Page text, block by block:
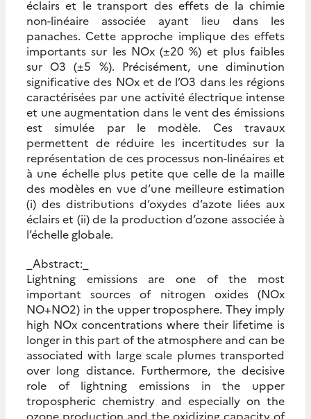
éclairs et le transport des effets de la chimie
non-linéaire associée ayant lieu dans les
panaches. Cette approche implique des effets
importants sur les NOx (±20 %) et plus faibles
sur O3 (±5 %). Précisément, une diminution
significative des NOx et de l’O3 dans les régions
caractérisées par une activité électrique intense
et une augmentation dans le vent des émissions
est simulée par le modèle. Ces travaux
permettent de réduire les incertitudes sur la
représentation de ces processus non-linéaires et
à une échelle plus petite que celle de la maille
des modèles en vue d’une meilleure estimation
(i) des distributions d’oxydes d’azote liées aux
éclairs et (ii) de la production d’ozone associée à
l’échelle globale.
_Abstract:_
Lightning emissions are one of the most
important sources of nitrogen oxides (NOx
NO+NO2) in the upper troposphere. They imply
high NOx concentrations where their lifetime is
longer in this part of the atmosphere and can be
associated with large scale plumes transported
over long distance. Furthermore, the decisive
role of lightning emissions in the upper
tropospheric chemistry and especially on the
ozone production and the oxidizing capacity of